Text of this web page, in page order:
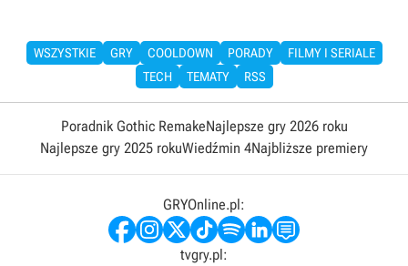
WSZYSTKIE GRY COOLDOWN PORADY
FILMY I SERIALE
TECH
TEMATY RSS
Poradnik Gothic RemakeNajlepsze gry 2026 roku
Najlepsze gry 2025 rokuWiedźmin 4Najbliższe premiery
GRYOnline.pl:
tvgry.pl: